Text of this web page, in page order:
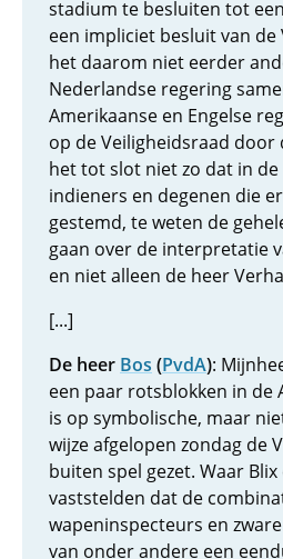
stadium te besluiten tot
een impliciet besluit van de
het daarom niet eerder
Nederlandse regering
Amerikaanse en Engelse
op de Veiligheidsraad door
het tot slot niet zo dat in
indieners en degenen die
gestemd, te weten de
gaan over de interpretatie
en niet alleen de heer
[...]
De heer Bos (PvdA):
een paar rotsblokken in de
is op symbolische, maar
wijze afgelopen zondag de
buiten spel gezet. Waar Blix
vaststelden dat de
wapeninspecteurs en
van onder andere een